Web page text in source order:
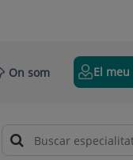
On som El